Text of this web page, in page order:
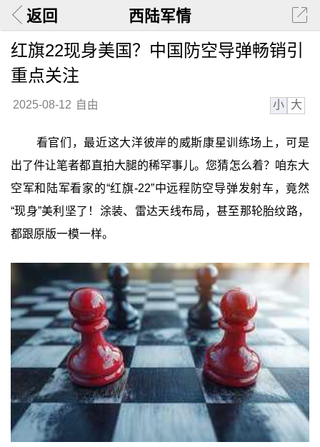
返回 西陆军情
红旗22现身美国？中国防空导弹畅销引
重点关注
2025-08-12 自由 小 大
看官们，最近这大洋彼岸的威斯康星训练场上，可是
出了件让笔者都直拍大腿的稀罕事儿。您猜怎么着？咱东大
空军和陆军看家的“红旗-22”中远程防空导弹发射车，竟然
“现身”美利坚了！涂装、雷达天线布局，甚至那轮胎纹路，
都跟原版一模一样。